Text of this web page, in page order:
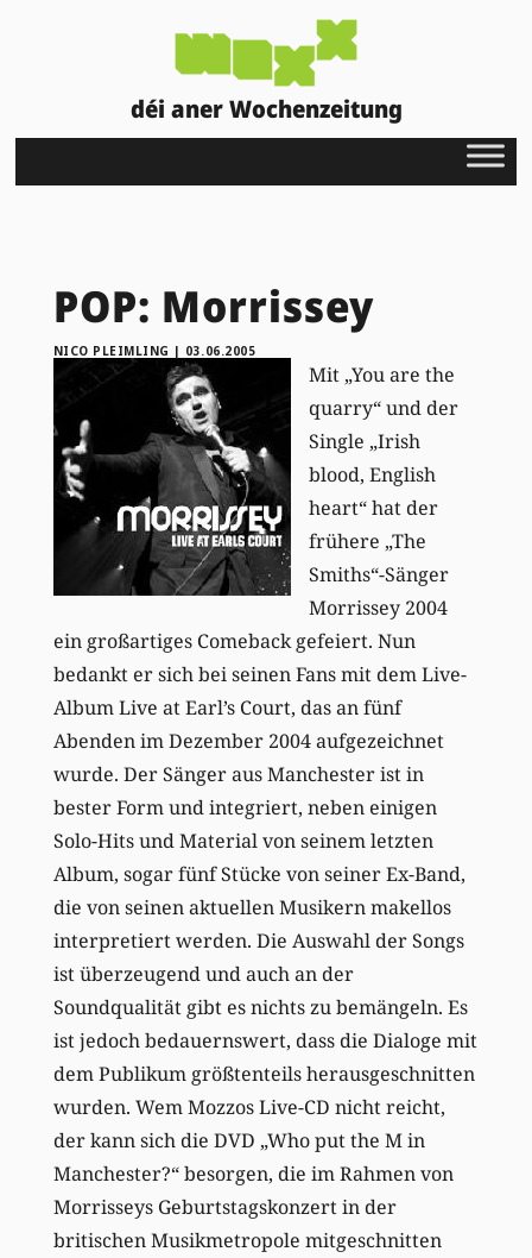
déi aner Wochenzeitung
POP: Morrissey
NICO PLEIMLING | 03.06.2005
Mit „You are the
quarry“ und der
Single „Irish
blood, English
heart“ hat der
frühere „The
Smiths“-Sänger
Morrissey 2004
ein großartiges Comeback gefeiert. Nun
bedankt er sich bei seinen Fans mit dem Live-
Album Live at Earl’s Court, das an fünf
Abenden im Dezember 2004 aufgezeichnet
wurde. Der Sänger aus Manchester ist in
bester Form und integriert, neben einigen
Solo-Hits und Material von seinem letzten
Album, sogar fünf Stücke von seiner Ex-Band,
die von seinen aktuellen Musikern makellos
interpretiert werden. Die Auswahl der Songs
ist überzeugend und auch an der
Soundqualität gibt es nichts zu bemängeln. Es
ist jedoch bedauernswert, dass die Dialoge mit
dem Publikum größtenteils herausgeschnitten
wurden. Wem Mozzos Live-CD nicht reicht,
der kann sich die DVD „Who put the M in
Manchester?“ besorgen, die im Rahmen von
Morrisseys Geburtstagskonzert in der
britischen Musikmetropole mitgeschnitten